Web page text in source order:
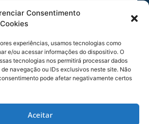
Consentimento
experiências, usamos tecnologias como
e/ou acessar informações do dispositivo. O
tecnologias nos permitirá processar dados
navegação ou IDs exclusivos neste site. Não
pode afetar negativamente certos
Aceitar
Souza Peixoto-CE. Analista de
Silvio dos Santos-CE. Árbitro de
Muniz dos Santos (FIFA)-
Porfirio de Moura-SP.
de VAR Emerson Augusto de
válida pela 37ª rodada do
Assaí Série A 2022. A bola